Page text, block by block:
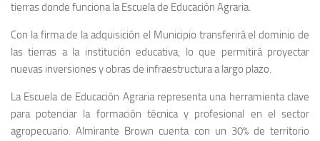
tierras donde funciona la Escuela de Educación Agraria.
Con la firma de la adquisición el Municipio transferirá el dominio de
las tierras a la institución educativa, lo que permitirá proyectar
nuevas inversiones y obras de infraestructura a largo plazo.
La Escuela de Educación Agraria representa una herramienta clave
para potenciar la formación técnica y profesional en el sector
agropecuario. Almirante Brown cuenta con un 30% de territorio